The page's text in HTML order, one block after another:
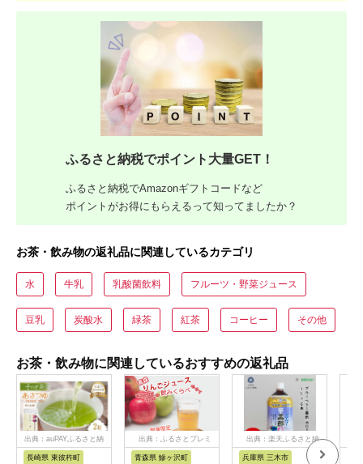
ふるさと納税でポイント大量GET！
ふるさと納税でAmazonギフトコードなど
ポイントがお得にもらえるって知ってましたか？
お茶・飲み物の返礼品に関連しているカテゴリ
水 牛乳 乳酸菌飲料 フルーツ・野菜ジュース
豆乳 炭酸水 緑茶 紅茶 コーヒー その他
お茶・飲み物に関連しているおすすめの返礼品
出典：auPAYふるさと納
長崎県 東彼杵町
出典：ふるさとプレミ
青森県 鰺ヶ沢町
出典：楽天ふるさと納
兵庫県 三木市